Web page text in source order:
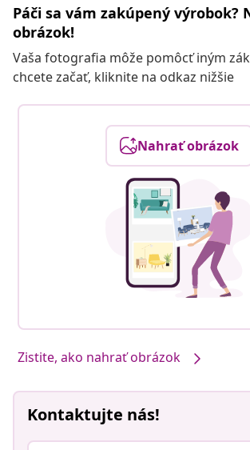
Páči sa vám zakúpený výrobok?
obrázok!
Vaša fotografia môže pomôcť iným
chcete začať, kliknite na odkaz nižšie
Nahrať obrázok
Zistite, ako nahrať obrázok
Kontaktujte nás!